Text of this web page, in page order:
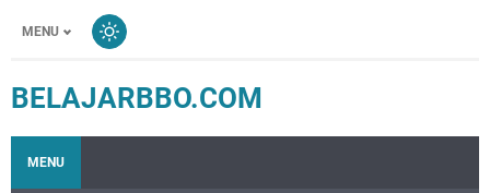
MENU
BELAJARBBO.COM
MENU